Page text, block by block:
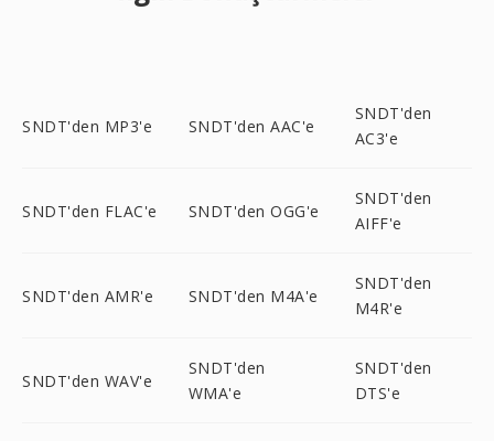
SNDT'den MP3'e SNDT'den AAC'e
SNDT'den
AC3'e
SNDT'den FLAC'e SNDT'den OGG'e
SNDT'den
AIFF'e
SNDT'den AMR'e SNDT'den M4A'e
SNDT'den
M4R'e
SNDT'den WAV'e
SNDT'den
WMA'e
SNDT'den
DTS'e